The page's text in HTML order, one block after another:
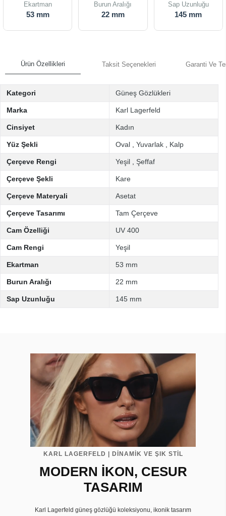
Ekartman
53 mm
Burun Aralığı
22 mm
Sap Uzunluğu
145 mm
Ürün Özellikleri Taksit Seçenekleri Garanti Ve
Kategori Güneş Gözlükleri
Marka Karl Lagerfeld
Cinsiyet Kadın
Yüz Şekli Oval Yuvarlak Kalp
Çerçeve Rengi Yeşil Şeffaf
Çerçeve Şekli Kare
Çerçeve Materyali Asetat
Çerçeve Tasarımı Tam Çerçeve
Cam Özelliği UV 400
Cam Rengi Yeşil
Ekartman 53 mm
Burun Aralığı 22 mm
Sap Uzunluğu 145 mm
KARL LAGERFELD | DİNAMİK VE ŞIK STİL
MODERN İKON, CESUR
TASARIM
Karl Lagerfeld güneş gözlüğü koleksiyonu, ikonik tasarım